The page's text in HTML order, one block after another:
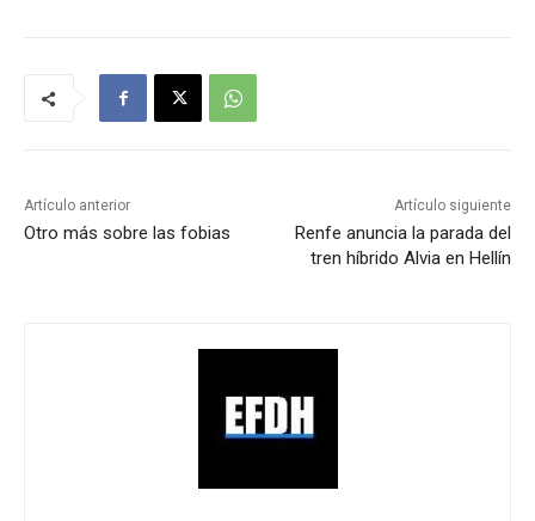
Artículo anterior
Otro más sobre las fobias
Artículo siguiente
Renfe anuncia la parada del
tren híbrido Alvia en Hellín